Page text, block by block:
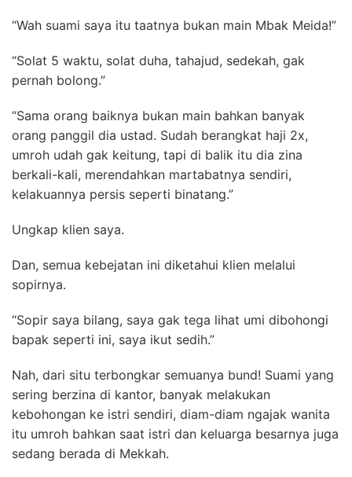
“Wah suami saya itu taatnya bukan main Mbak Meida!”
“Solat 5 waktu, solat duha, tahajud, sedekah, gak
pernah bolong.”
“Sama orang baiknya bukan main bahkan banyak
orang panggil dia ustad. Sudah berangkat haji 2x,
umroh udah gak keitung, tapi di balik itu dia zina
berkali-kali, merendahkan martabatnya sendiri,
kelakuannya persis seperti binatang.”
Ungkap klien saya.
Dan, semua kebejatan ini diketahui klien melalui
sopirnya.
“Sopir saya bilang, saya gak tega lihat umi dibohongi
bapak seperti ini, saya ikut sedih.”
Nah, dari situ terbongkar semuanya bund! Suami yang
sering berzina di kantor, banyak melakukan
kebohongan ke istri sendiri, diam-diam ngajak wanita
itu umroh bahkan saat istri dan keluarga besarnya juga
sedang berada di Mekkah.